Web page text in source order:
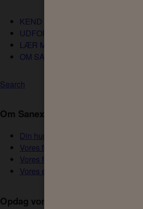
KEND DIN HUDTYPE
UDFORSK VORES PRODUKTER
LÆR MERE OM HUD
OM SANEX
Search
Om Sanex
Din hud er stærk
Vores forpligtelse
Vores formål
Vores ekspertise
Opdag vores produkter